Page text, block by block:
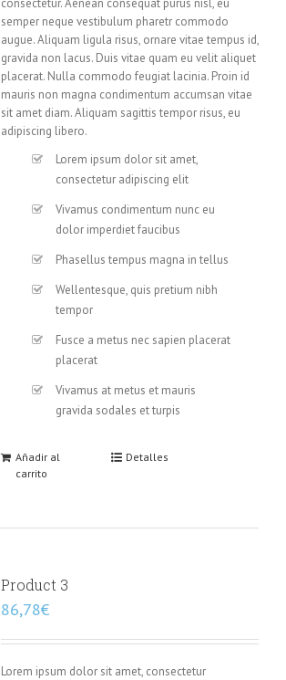
consectetur. Aenean consequat purus nisl, eu
semper neque vestibulum pharetr commodo
augue. Aliquam ligula risus, ornare vitae tempus id,
gravida non lacus. Duis vitae quam eu velit aliquet
placerat. Nulla commodo feugiat lacinia. Proin id
mauris non magna condimentum accumsan vitae
sit amet diam. Aliquam sagittis tempor risus, eu
adipiscing libero.
Lorem ipsum dolor sit amet,
consectetur adipiscing elit
Vivamus condimentum nunc eu
dolor imperdiet faucibus
Phasellus tempus magna in tellus
Wellentesque, quis pretium nibh
tempor
Fusce a metus nec sapien placerat
placerat
Vivamus at metus et mauris
gravida sodales et turpis
Añadir al
carrito
Detalles
Product 3
86,78€
Lorem ipsum dolor sit amet, consectetur